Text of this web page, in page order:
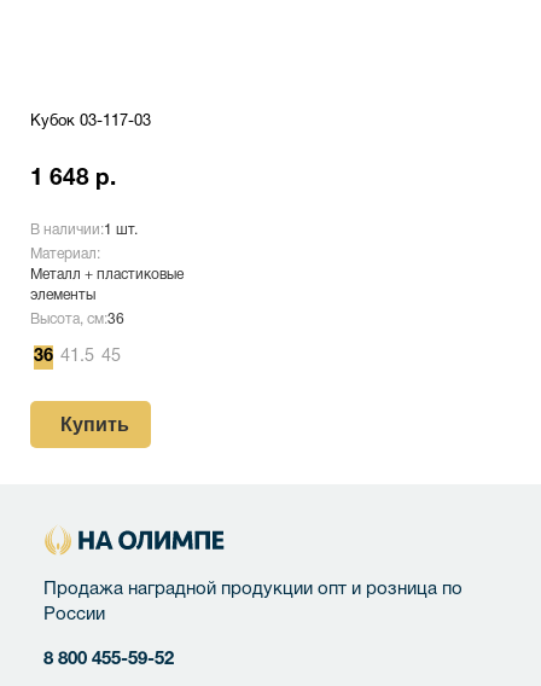
Кубок 03-117-03
1 648 р.
В наличии:1 шт.
Материал:
Металл + пластиковые
элементы
Высота, см:36
36 41.5 45
Купить
Продажа наградной продукции опт и розница по
России
8 800 455-59-52